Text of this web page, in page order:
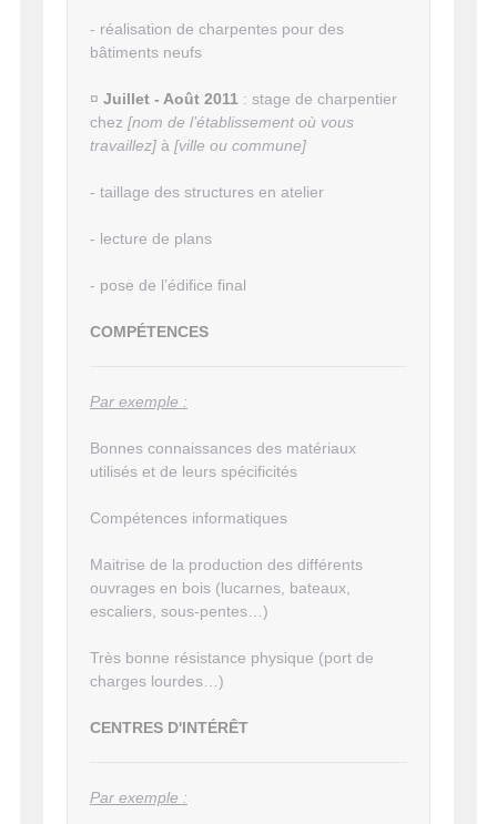
- réalisation de charpentes pour des
bâtiments neufs
¤ Juillet - Août 2011 : stage de charpentier
chez [nom de l’établissement où vous
travaillez] à [ville ou commune]
- taillage des structures en atelier
- lecture de plans
- pose de l’édifice final
COMPÉTENCES
Par exemple :
Bonnes connaissances des matériaux
utilisés et de leurs spécificités
Compétences informatiques
Maitrise de la production des différents
ouvrages en bois (lucarnes, bateaux,
escaliers, sous-pentes…)
Très bonne résistance physique (port de
charges lourdes…)
CENTRES D'INTÉRÊT
Par exemple :